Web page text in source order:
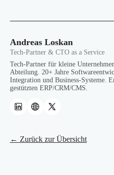
Andreas Loskan
Tech-Partner & CTO as a Service
Tech-Partner für kleine
Abteilung. 20+ Jahre
Integration und Business-Systeme.
gestützten ERP/CRM/CMS.
← Zurück zur Übersicht